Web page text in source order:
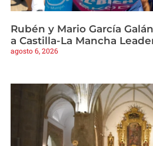
Rubén y Mario García
a Castilla-La Mancha
agosto 6, 2026